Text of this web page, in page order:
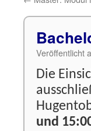
Veröffentlicht
Die
und